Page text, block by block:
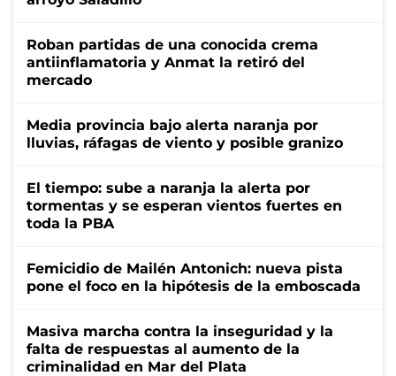
Roban partidas de una conocida crema
antiinflamatoria y Anmat la retiró del
mercado
Media provincia bajo alerta naranja por
lluvias, ráfagas de viento y posible granizo
El tiempo: sube a naranja la alerta por
tormentas y se esperan vientos fuertes en
toda la PBA
Femicidio de Mailén Antonich: nueva pista
pone el foco en la hipótesis de la emboscada
Masiva marcha contra la inseguridad y la
falta de respuestas al aumento de la
criminalidad en Mar del Plata